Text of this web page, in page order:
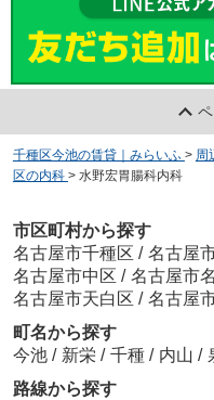
千種区今池の賃貸｜みらいふ > 周
区の内科 > 水野宏胃腸科内科
市区町村から探す
名古屋市千種区 / 名古屋
名古屋市中区 / 名古屋市
名古屋市天白区 / 名古屋
町名から探す
今池 / 新栄 / 千種 / 内山 /
路線から探す